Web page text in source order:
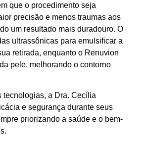
que o procedimento seja
precisão e menos traumas aos
um resultado mais duradouro. O
ultrassônicas para emulsificar a
retirada, enquanto o Renuvion
pele, melhorando o contorno
tecnologias, a Dra. Cecília
e segurança durante seus
priorizando a saúde e o bem-